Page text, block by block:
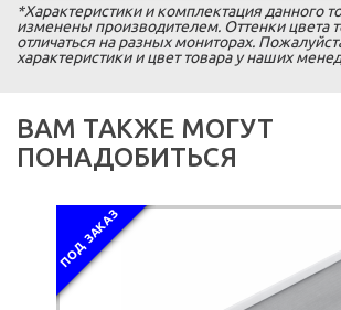
*Характеристики и комплектация данного
изменены производителем. Оттенки цвета
отличаться на разных мониторах.
характеристики и цвет товара у наших
ВАМ ТАКЖЕ МОГУТ
ПОНАДОБИТЬСЯ